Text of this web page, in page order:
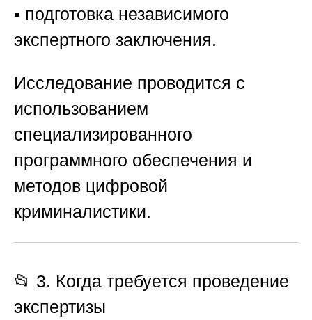
▪️ подготовка независимого
экспертного заключения.
Исследование проводится с
использованием
специализированного
программного обеспечения и
методов цифровой
криминалистики.
📂 3. Когда требуется проведение
экспертизы